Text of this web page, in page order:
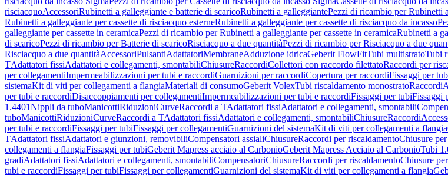
risciacquoAccessoriRubinetti a galleggiante e batterie di scaricoRubinetti a galleggiantePezzi di ricambio per Rubinetti
Rubinetti a galleggiante per cassette di risciacquo esterneRubinetti a galleggiante per cassette di risciacquo da incasso
galleggiante per cassette in ceramicaPezzi di ricambio per Rubinetti a galleggiante per cassette in ceramicaRubinetti a
di scaricoPezzi di ricambio per Batterie di scaricoRisciacquo a due quantitàPezzi di ricambio per Risciacquo a due
Risciacquo a due quantitàAccessoriPulsantiAdattatoriMembraneAdduzione idricaGeberit FlowFitTubi multistratoTubi
TAdattatori fissiAdattatori e collegamenti, smontabiliChiusureRaccordiCollettori con raccordo filettatoRaccordi per
per collegamentiImpermeabilizzazioni per tubi e raccordiGuarnizioni per raccordiCopertura per raccordiFissaggi per
sistemaKit di viti per collegamenti a flangiaMateriali di consumoGeberit VolexTubi riscaldamento monostratoRaccordi
per tubi e raccordiDisaccoppiamenti per collegamentiImpermeabilizzazioni per tubi e raccordiFissaggi per tubiFissaggi
1.4401Nippli da tuboManicottiRiduzioniCurveRaccordi a TAdattatori fissiAdattatori e collegamenti, smontabili
tuboManicottiRiduzioniCurveRaccordi a TAdattatori fissiAdattatori e collegamenti, smontabiliChiusureRaccordi
per tubi e raccordiFissaggi per tubiFissaggi per collegamentiGuarnizioni del sistemaKit di viti per collegamenti a flangia
TAdattatori fissiAdattatori e giunzioni, removibiliCompensatori assialiChiusureRaccordi per riscaldamentoChiusure
collegamenti a flangiaFissaggi per tubiGeberit Mapress acciaio al CarbonioGeberit Mapress Acciaio al CarbonioTubi
gradiAdattatori fissiAdattatori e collegamenti, smontabiliCompensatoriChiusureRaccordi per riscaldamentoChiusure
tubi e raccordiFissaggi per tubiFissaggi per collegamentiGuarnizioni del sistemaKit di viti per collegamenti a flangia